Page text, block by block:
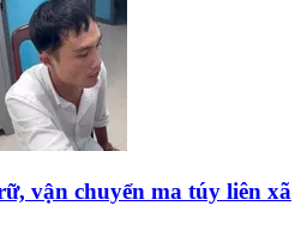
vận chuyển ma túy liên xã